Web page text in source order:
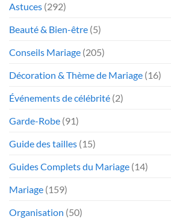
Astuces (292)
Beauté & Bien-être (5)
Conseils Mariage (205)
Décoration & Thème de Mariage (16)
Événements de célébrité (2)
Garde-Robe (91)
Guide des tailles (15)
Guides Complets du Mariage (14)
Mariage (159)
Organisation (50)